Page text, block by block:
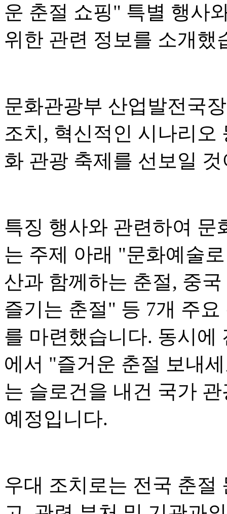
운 춘절 쇼핑" 특별 행사
위한 관련 정보를 소개했
문화관광부 산업발전국
조치, 혁신적인 시나리오
화 관광 축제를 선보일
특징 행사와 관련하여
는 주제 아래 "문화예술
산과 함께하는 춘절, 중
즐기는 춘절" 등 7개 주
를 마련했습니다. 동시에
에서 "즐거운 춘절 보내
는 슬로건을 내건 국가
예정입니다.
우대 조치로는 전국 춘절